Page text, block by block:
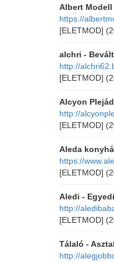
Albert Modell
https://
[ELETMOD]
alchri -
http://
[ELETMOD]
Alcyon
http://
[ELETMOD]
Aleda
https://
[ELETMOD]
Aledi -
http://
[ELETMOD]
Tálaló -
http://